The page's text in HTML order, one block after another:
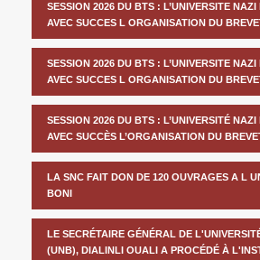
SESSION 2026 DU BTS : L’UNIVERSITE
AVEC SUCCES L ORGANISATION DU
SESSION 2026 DU BTS : L’UNIVERSITE
AVEC SUCCES L ORGANISATION DU
SESSION 2026 DU BTS : L’UNIVERSITÉ
AVEC SUCCÈS L’ORGANISATION DU
LA SNC FAIT DON DE 120 OUVRAGES A L
BONI
LE SECRÉTAIRE GÉNÉRAL DE
(UNB), DIALINLI OUALI A PROCÉDÉ À